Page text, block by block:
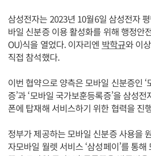
삼성전자는 2023년 10월6일 삼성전자
바일 신분증 이용 활성화를 위해 행정안
OU)식을 열었다. 이자리엔 박학규와 이
직접 참석했다.
이번 협약으로 양측은 모바일 신분증인 ‘
증’과 ‘모바일 국가보훈등록증’을 삼성
폰에 탑재해 서비스하기 위한 협력을 진
정부가 제공하는 모바일 신분증 사용을
자모바일 월렛 서비스 ‘삼성페이’를 통